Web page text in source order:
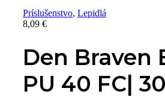
Príslušenstvo, Lepidlá
8,09 €
Den Braven
PU 40 FC|